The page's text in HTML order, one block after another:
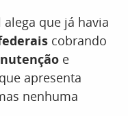
alega que já havia
cobrando
e
apresenta
nenhuma